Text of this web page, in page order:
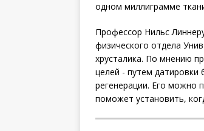
одном миллиграмме
Профессор Нильс
физического отдела
хрусталика. По мнению
целей - путем
регенерации. Его можно
поможет установить,